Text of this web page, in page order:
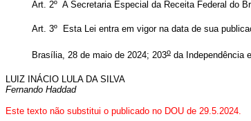
Art. 2º A Secretaria Especial da Receita Federal do
Art. 3º Esta Lei entra em vigor na data de sua
Brasília, 28 de maio de 2024; 203oda Independência
LUIZ INÁCIO LULA DA SILVA
Fernando Haddad
Este texto não substitui o publicado no DOU de 29.5.2024.